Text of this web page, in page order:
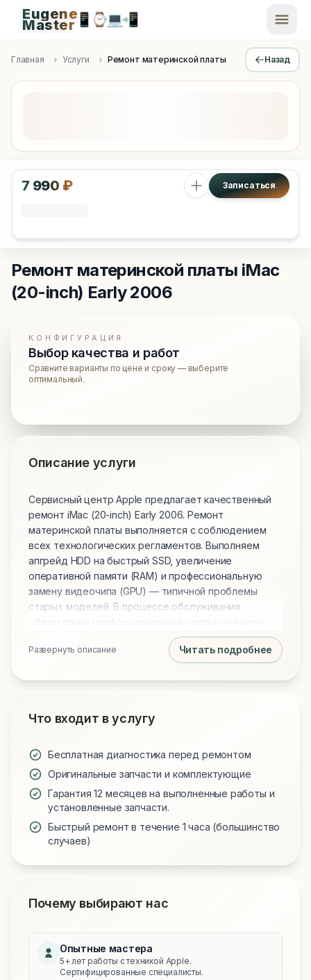
Apple Diagnostics & Engineering Authority in Saint
Eugene
Master📱 ⌚💻📲
Главная Услуги Ремонт материнской платы Назад
7 990 ₽ Записаться
Ремонт материнской платы iMac
(20-inch) Early 2006
КОНФИГУРАЦИЯ
Выбор качества и работ
Сравните варианты по цене и сроку — выберите
оптимальный.
Описание услуги
Сервисный центр Apple предлагает качественный
ремонт iMac (20-inch) Early 2006. Ремонт
материнской платы выполняется с соблюдением
всех технологических регламентов. Выполняем
апгрейд HDD на быстрый SSD, увеличение
оперативной памяти (RAM) и профессиональную
замену видеочипа (GPU) — типичной проблемы
старых моделей. В процессе обслуживания
замена термопасты на Arctic MX-4 или MX-6 для
идеального охлаждения. Мы используем только
на все виды работ.
Развернуть описание Читать подробнее
Что входит в услугу
Бесплатная диагностика перед ремонтом
Оригинальные запчасти и комплектующие
Гарантия 12 месяцев на выполненные работы и
установленные запчасти.
Быстрый ремонт в течение 1 часа (большинство
случаев)
Почему выбирают нас
Опытные мастера
5+ лет работы с техникой Apple.
Сертифицированные специалисты.